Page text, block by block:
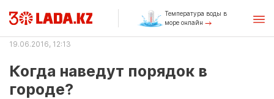
Температура воды в
море онлайн
19.06.2016, 12:13
Когда наведут порядок в
городе?